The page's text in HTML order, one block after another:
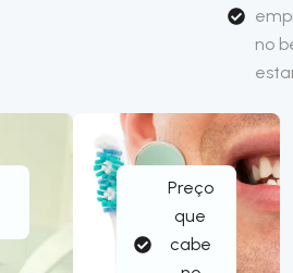
Preço
que
cabe
no